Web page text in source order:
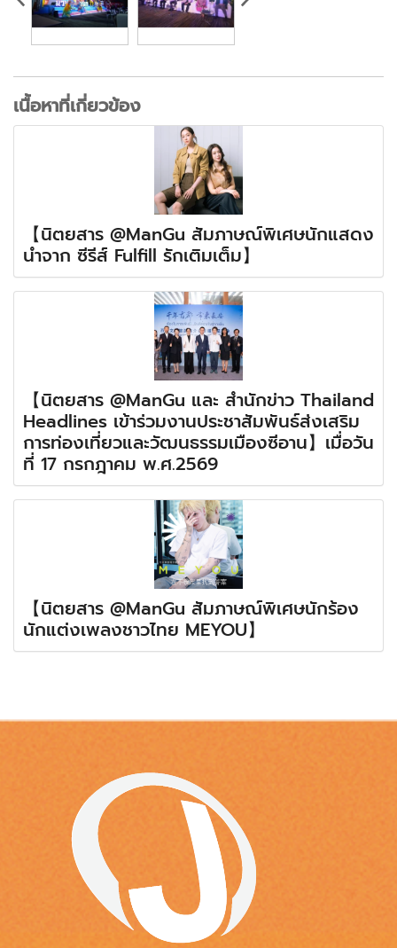
เนื้อหาที่เกี่ยวข้อง
【นิตยสาร @ManGu สัมภาษณ์พิเศษนักแสดง
นำจาก ซีรีส์ Fulfill รักเติมเต็ม】
【นิตยสาร @ManGu และ สำนักข่าว Thailand
Headlines เข้าร่วมงานประชาสัมพันธ์ส่งเสริม
การท่องเที่ยวและวัฒนธรรมเมืองซีอาน】เมื่อวัน
ที่ 17 กรกฎาคม พ.ศ.2569
【นิตยสาร @ManGu สัมภาษณ์พิเศษนักร้อง
นักแต่งเพลงชาวไทย MEYOU】